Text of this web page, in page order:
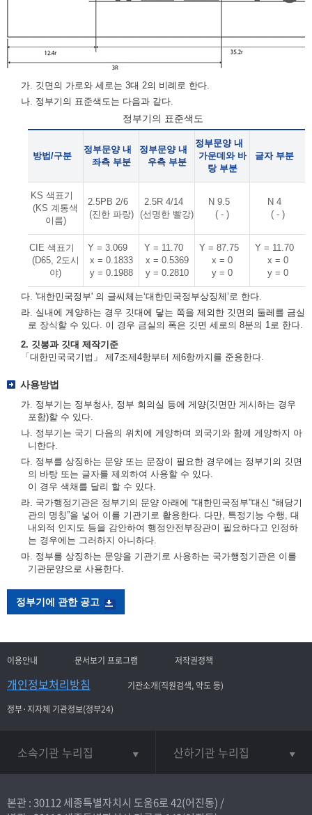
가. 깃면의 가로와 세로는 3대 2의 비례로 한다.
나. 정부기의 표준색도는 다음과 같다.
정부기의 표준색도
방법/구분
정부문양 내
좌측 부분
정부문양 내
우측 부분
정부문양 내
가운데와 바
탕 부분
글자 부분
KS 색표기
(KS 계통색
이름)
2.5PB 2/6
(진한 파랑)
2.5R 4/14
(선명한 빨강)
N 9.5
( - )
N 4
( - )
CIE 색표기
(D65, 2도시
야)
Y = 3.069
x = 0.1833
y = 0.1988
Y = 11.70
x = 0.5369
y = 0.2810
Y = 87.75
x = 0
y = 0
Y = 11.70
x = 0
y = 0
다. '대한민국정부' 의 글씨체는‘대한민국정부상징체’로 한다.
라. 실내에 게양하는 경우 깃대에 닿는 쪽을 제외한 깃면의 둘레를 금실
로 장식할 수 있다. 이 경우 금실의 폭은 깃면 세로의 8분의 1로 한다.
2. 깃봉과 깃대 제작기준
「대한민국국기법」 제7조제4항부터 제6항까지를 준용한다.
사용방법
가. 정부기는 정부청사, 정부 회의실 등에 게양(깃면만 게시하는 경우
포함)할 수 있다.
나. 정부기는 국기 다음의 위치에 게양하며 외국기와 함께 게양하지 아
니한다.
다. 정부를 상징하는 문양 또는 문장이 필요한 경우에는 정부기의 깃면
의 바탕 또는 글자를 제외하여 사용할 수 있다.
이 경우 색채를 달리 할 수 있다.
라. 국가행정기관은 정부기의 문양 아래에 “대한민국정부”대신 “해당기
관의 명칭”을 넣어 이를 기관기로 활용한다. 다만, 특정기능 수행, 대
내외적 인지도 등을 감안하여 행정안전부장관이 필요하다고 인정하
는 경우에는 그러하지 아니하다.
마. 정부를 상징하는 문양을 기관기로 사용하는 국가행정기관은 이를
기관문양으로 사용한다.
정부기에 관한 공고
이용안내 문서보기 프로그램 저작권정책
개인정보처리방침
기관소개(직원검색, 약도 등)
정부·지자체 기관정보(정부24)
소속기관 누리집 산하기관 누리집
본관 : 30112 세종특별자치시 도움6로 42(어진동) /